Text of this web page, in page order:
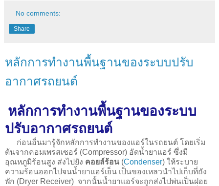
No comments:
Share
หลักการทำงานพื้นฐานของระบบปรับ
อากาศรถยนต์
หลักการทำงานพื้นฐานของระบบ
ปรับอากาศรถยนต์
ก่อนอื่นมารู้จักหลักการทำงานของแอร์ในรถยนต์ โดยเริ่ม
ต้นจากคอมเพรสเซอร์ (Compressor) อัดน้ำยาแอร์ ซึ่งมี
อุณหภูมิร้อนสูง ส่งไปยัง คอยล์ร้อน (Condenser) ให้ระบาย
ความร้อนออกไปจนน้ำยาแอร์เย็น เป็นของเหลวนำไปเก็บที่ถัง
พัก (Dryer Receiver) จากนั้นน้ำยาแอร์จะถูกส่งไปพ่นเป็นฝอย